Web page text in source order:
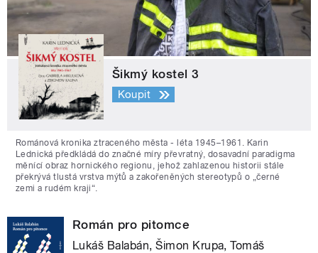
Šikmý kostel 3
Koupit
Románová kronika ztraceného města - léta 1945–1961. Karin
Lednická předkládá do značné míry převratný, dosavadní paradigma
měnící obraz hornického regionu, jehož zahlazenou historii stále
překrývá tlustá vrstva mýtů a zakořeněných stereotypů o „černé
zemi a rudém kraji“.
Román pro pitomce
Lukáš Balabán, Šimon Krupa, Tomáš